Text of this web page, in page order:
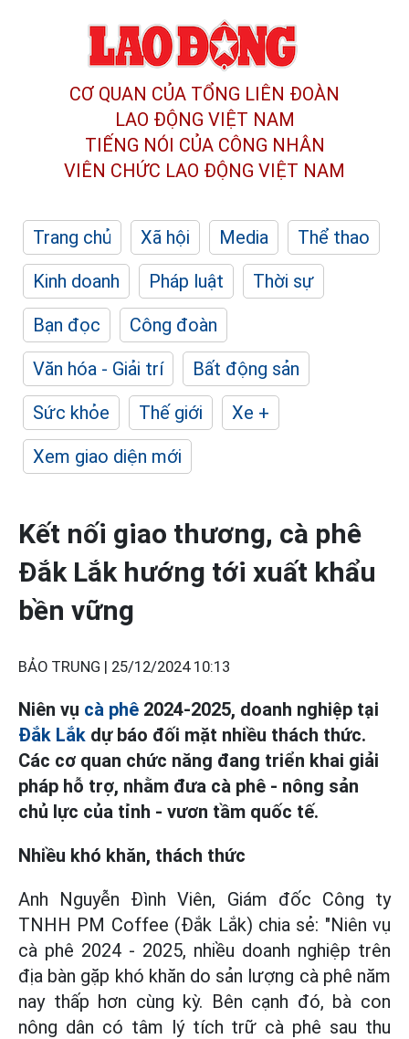
CƠ QUAN CỦA TỔNG LIÊN ĐOÀN
LAO ĐỘNG VIỆT NAM
TIẾNG NÓI CỦA CÔNG NHÂN
VIÊN CHỨC LAO ĐỘNG VIỆT NAM
Trang chủ Xã hội Media
Thể thao
Kinh doanh
Pháp luật
Thời sự
Bạn đọc
Công đoàn
Văn hóa - Giải trí
Bất động sản
Sức khỏe
Thế giới
Xe +
Xem giao diện mới
Kết nối giao thương, cà phê
Đắk Lắk hướng tới xuất khẩu
bền vững
BẢO TRUNG | 25/12/2024 10:13
Niên vụ cà phê 2024-2025, doanh nghiệp tại
Đắk Lắk dự báo đối mặt nhiều thách thức.
Các cơ quan chức năng đang triển khai giải
pháp hỗ trợ, nhằm đưa cà phê - nông sản
chủ lực của tỉnh - vươn tầm quốc tế.
Nhiều khó khăn, thách thức
Anh Nguyễn Đình Viên, Giám đốc Công ty
TNHH PM Coffee (Đắk Lắk) chia sẻ: "Niên vụ
cà phê 2024 - 2025, nhiều doanh nghiệp trên
địa bàn gặp khó khăn do sản lượng cà phê năm
nay thấp hơn cùng kỳ. Bên cạnh đó, bà con
nông dân có tâm lý tích trữ cà phê sau thu